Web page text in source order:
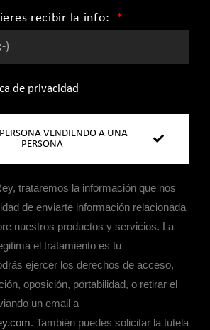
recibir la info:
de privacidad
VENDIENDO A UNA
PERSONA
trataremos la información que nos
de enviarte información relacionada
nuestros productos y servicios. La
el tratamiento es tu
ejercer los derechos de acceso,
oposición, portabilidad, o retirar el
un email a
. También puedes solicitar la tutela